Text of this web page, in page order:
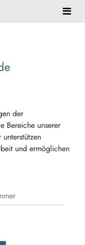
der
Bereiche unserer
und ermöglichen